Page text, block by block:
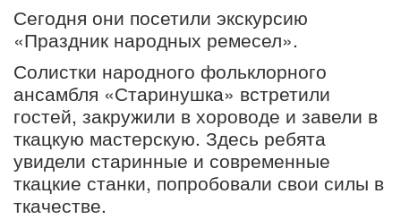
Сегодня они посетили экскурсию
«Праздник народных ремесел».
Солистки народного фольклорного
ансамбля «Старинушка» встретили
гостей, закружили в хороводе и завели в
ткацкую мастерскую. Здесь ребята
увидели старинные и современные
ткацкие станки, попробовали свои силы в
ткачестве.